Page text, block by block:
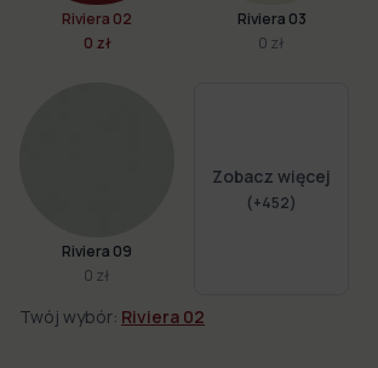
Riviera 02
0 zł
Riviera 03
0 zł
Riviera 09
0 zł
Zobacz więcej
(+452)
Twój wybór: Riviera 02